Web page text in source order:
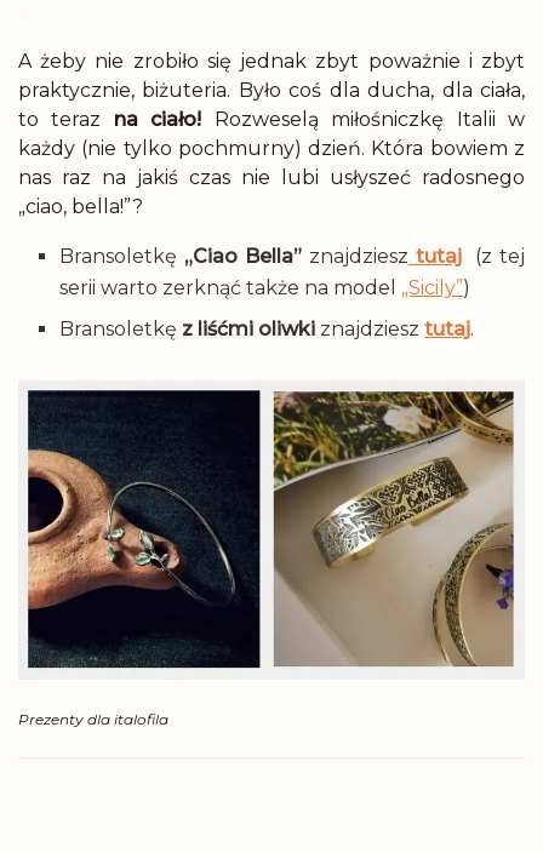
.
A żeby nie zrobiło się jednak zbyt poważnie i zbyt
praktycznie, biżuteria. Było coś dla ducha, dla ciała,
to teraz na ciało! Rozweselą miłośniczkę Italii w
każdy (nie tylko pochmurny) dzień. Która bowiem z
nas raz na jakiś czas nie lubi usłyszeć radosnego
„ciao, bella!”?
Bransoletkę „Ciao Bella”znajdziesz tutaj
(z tej
serii warto zerknąć także na model „Sicily”)
Bransoletkę z liśćmi oliwki znajdziesztutaj.
Prezenty dla italofila